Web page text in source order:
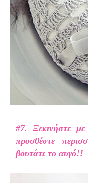
#7. Ξεκινήστε
προσθέστε
βουτάτε το αυγό!!